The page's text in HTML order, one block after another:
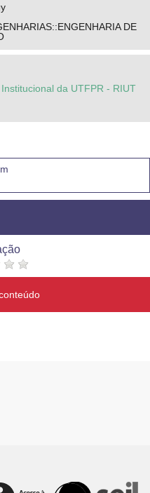
DE
da UTFPR - RIUT